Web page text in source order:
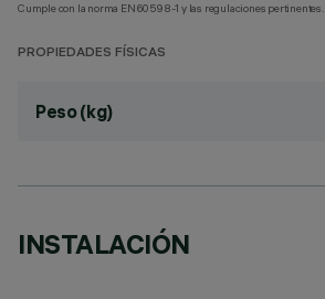
Cumple con la norma EN60598-1 y las regulaciones pertinentes.
PROPIEDADES FÍSICAS
Peso (kg)
INSTALACIÓN